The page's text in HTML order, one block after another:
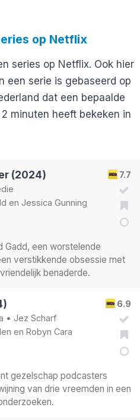
op Netflix
series op Netflix. Ook hier
een serie is gebaseerd op
dat een bepaalde
minuten heeft bekeken in
7.7
(2024)
en Jessica Gunning
Gadd, een worstelende
verstikkende obsessie met
benaderde.
6.9
• Jez Scharf
en Robyn Cara
gezelschap podcasters
van drie vreemden in een